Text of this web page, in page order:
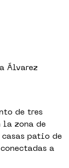
Álvarez
de tres
zona de
patio de
a